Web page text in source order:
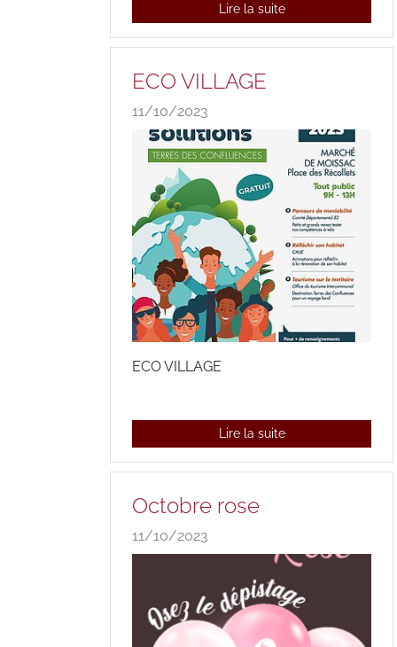
Lire la suite
ECO VILLAGE
11/10/2023
ECO VILLAGE
Lire la suite
Octobre rose
11/10/2023